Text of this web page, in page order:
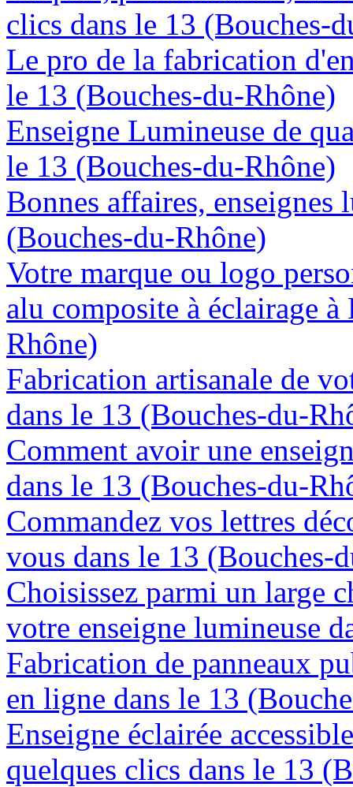
clics dans le 13 (Bouches-
Le pro de la fabrication
le 13 (Bouches-du-Rhône)
Enseigne Lumineuse de
le 13 (Bouches-du-Rhône)
Bonnes affaires, enseignes
(Bouches-du-Rhône)
Votre marque ou logo
alu composite à éclairage
Rhône)
Fabrication artisanale de
dans le 13 (Bouches-du-
Comment avoir une
dans le 13 (Bouches-du-
Commandez vos lettres
vous dans le 13 (Bouches-
Choisissez parmi un large
votre enseigne lumineuse
Fabrication de panneaux
en ligne dans le 13
Enseigne éclairée
quelques clics dans le 13